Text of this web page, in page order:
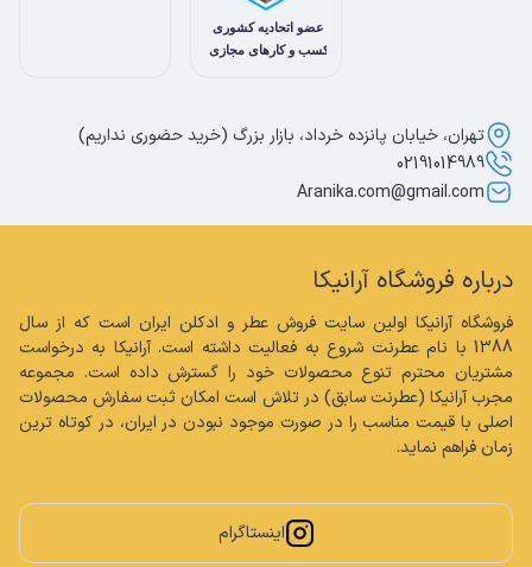
درباره فروشگاه آرانیکا
زمان فراهم نماید.
اینستاگرام
تهران، خیابان پانزده خرداد، بازار بزرگ (خرید حضوری نداریم)
02191014989
Aranika.com@gmail.com